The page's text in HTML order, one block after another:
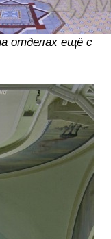
отделах ещё с